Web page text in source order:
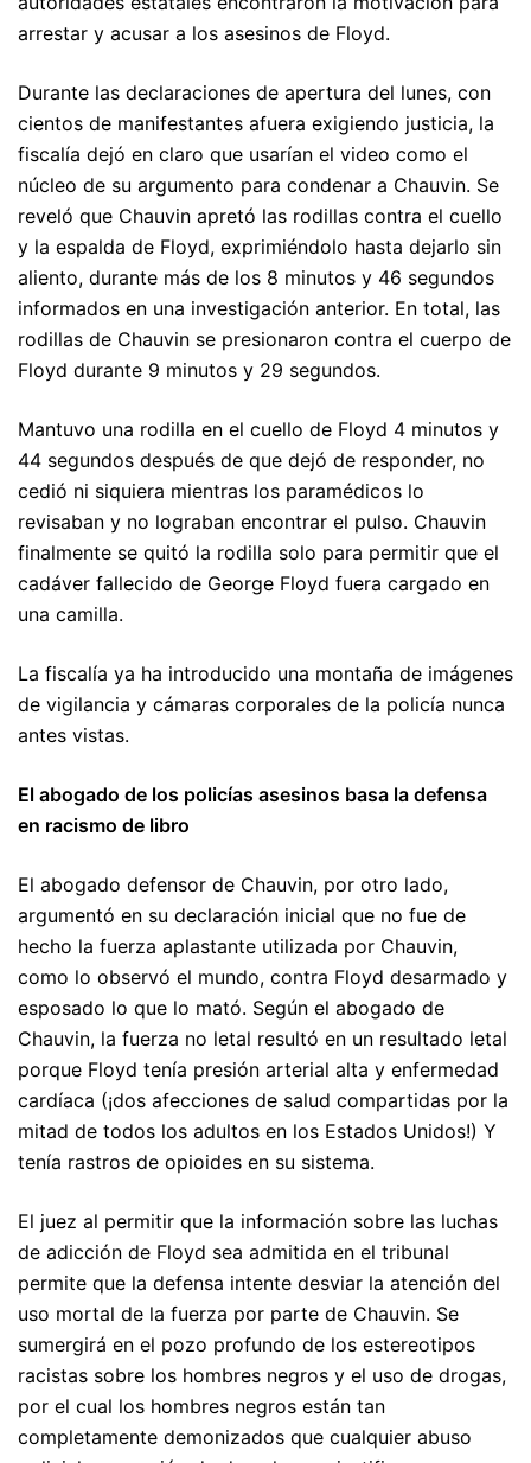
arrestar y acusar a los asesinos de Floyd.
Durante las declaraciones de apertura del lunes, con
cientos de manifestantes afuera exigiendo justicia, la
fiscalía dejó en claro que usarían el video como el
núcleo de su argumento para condenar a Chauvin. Se
reveló que Chauvin apretó las rodillas contra el cuello
y la espalda de Floyd, exprimiéndolo hasta dejarlo sin
aliento, durante más de los 8 minutos y 46 segundos
informados en una investigación anterior. En total, las
rodillas de Chauvin se presionaron contra el cuerpo de
Floyd durante 9 minutos y 29 segundos.
Mantuvo una rodilla en el cuello de Floyd 4 minutos y
44 segundos después de que dejó de responder, no
cedió ni siquiera mientras los paramédicos lo
revisaban y no lograban encontrar el pulso. Chauvin
finalmente se quitó la rodilla solo para permitir que el
cadáver fallecido de George Floyd fuera cargado en
una camilla.
La fiscalía ya ha introducido una montaña de imágenes
de vigilancia y cámaras corporales de la policía nunca
antes vistas.
El abogado de los policías asesinos basa la defensa
en racismo de libro
El abogado defensor de Chauvin, por otro lado,
argumentó en su declaración inicial que no fue de
hecho la fuerza aplastante utilizada por Chauvin,
como lo observó el mundo, contra Floyd desarmado y
esposado lo que lo mató. Según el abogado de
Chauvin, la fuerza no letal resultó en un resultado letal
porque Floyd tenía presión arterial alta y enfermedad
cardíaca (¡dos afecciones de salud compartidas por la
mitad de todos los adultos en los Estados Unidos!) Y
tenía rastros de opioides en su sistema.
El juez al permitir que la información sobre las luchas
de adicción de Floyd sea admitida en el tribunal
permite que la defensa intente desviar la atención del
uso mortal de la fuerza por parte de Chauvin. Se
sumergirá en el pozo profundo de los estereotipos
racistas sobre los hombres negros y el uso de drogas,
por el cual los hombres negros están tan
completamente demonizados que cualquier abuso